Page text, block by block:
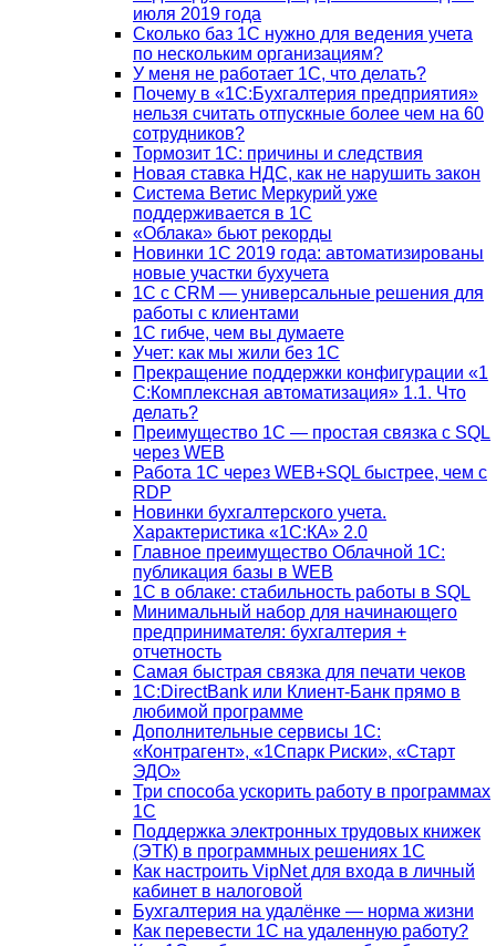
июля 2019 года
Сколько баз 1C нужно для ведения учета
по нескольким организациям?
У меня не работает 1С, что делать?
Почему в «1С:Бухгалтерия предприятия»
нельзя считать отпускные более чем на 60
сотрудников?
Тормозит 1C: причины и следствия
Новая ставка НДС, как не нарушить закон
Система Ветис Меркурий уже
поддерживается в 1С
«Облака» бьют рекорды
Новинки 1С 2019 года: автоматизированы
новые участки бухучета
1С с CRM — универсальные решения для
работы с клиентами
1С гибче, чем вы думаете
Учет: как мы жили без 1С
Прекращение поддержки конфигурации «1
С:Комплексная автоматизация» 1.1. Что
делать?
Преимущество 1С — простая связка с SQL
через WEB
Работа 1С через WEB+SQL быстрее, чем с
RDP
Новинки бухгалтерского учета.
Характеристика «1С:КА» 2.0
Главное преимущество Облачной 1С:
публикация базы в WEB
1С в облаке: стабильность работы в SQL
Минимальный набор для начинающего
предпринимателя: бухгалтерия +
отчетность
Самая быстрая связка для печати чеков
1С:DirectBank или Клиент-Банк прямо в
любимой программе
Дополнительные сервисы 1С:
«Контрагент», «1Спарк Риски», «Старт
ЭДО»
Три способа ускорить работу в программах
1С
Поддержка электронных трудовых книжек
(ЭТК) в программных решениях 1С
Как настроить VipNet для входа в личный
кабинет в налоговой
Бухгалтерия на удалёнке — норма жизни
Как перевести 1С на удаленную работу?